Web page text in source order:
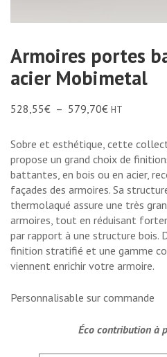
Armoires portes
acier Mobimetal
528,55€ – 579,70€ HT
Sobre et esthétique, cette
propose un grand choix de
battantes, en bois ou en acier,
façades des armoires. Sa
thermolaqué assure une très
armoires, tout en réduisant
par rapport à une structure bois.
finition stratifié et une gamme
viennent enrichir votre armoire.
Personnalisable sur commande
Éco contribution à